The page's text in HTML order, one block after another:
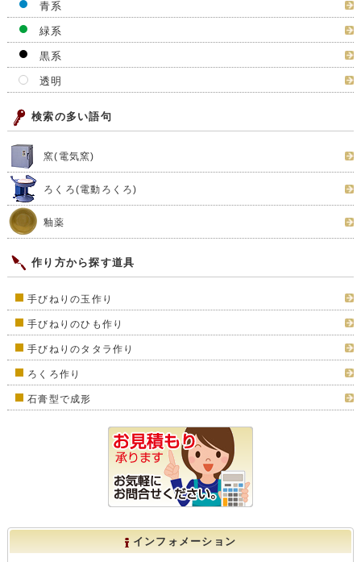
青系
緑系
黒系
透明
検索の多い語句
窯(電気窯)
ろくろ(電動ろくろ)
釉薬
作り方から探す道具
手びねりの玉作り
手びねりのひも作り
手びねりのタタラ作り
ろくろ作り
石膏型で成形
インフォメーション